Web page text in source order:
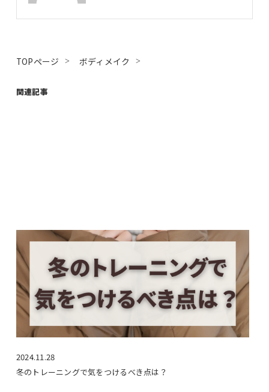
TOPページ ボディメイク
関連記事
2024.11.28
冬のトレーニングで気をつけるべき点は？